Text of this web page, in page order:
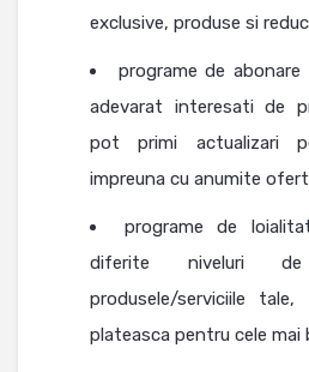
exclusive, produse si
programe de
adevarat interesati de
pot primi actualizari
impreuna cu anumite
programe de
diferite niveluri
produsele/serviciile
plateasca pentru cele mai